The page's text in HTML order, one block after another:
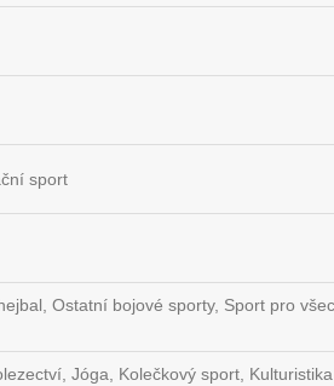
sport
Ostatní bojové sporty, Sport pro
Jóga, Kolečkový sport,